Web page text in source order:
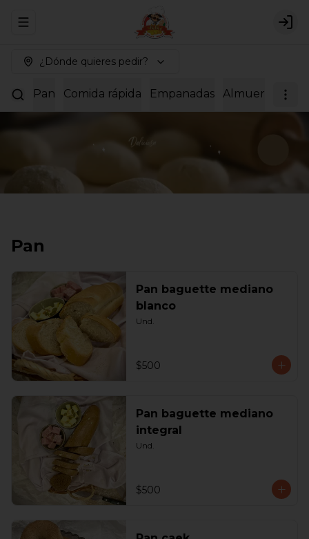
Abrir menu de navegación
¿Dónde quieres pedir?
Pan Comida rápida Empanadas Almuerzos
Pan
Pan baguette mediano
blanco
Und.
$500
Pan baguette mediano
integral
Und.
$500